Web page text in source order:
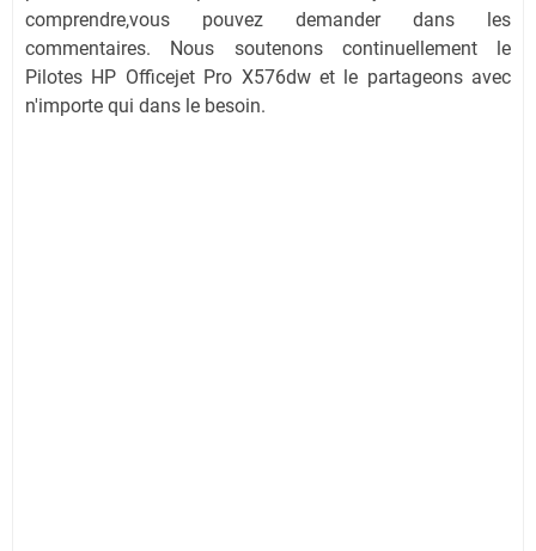
comprendre,vous pouvez demander dans les
commentaires. Nous soutenons continuellement le
Pilotes HP Officejet Pro X576dw et le partageons avec
n'importe qui dans le besoin.